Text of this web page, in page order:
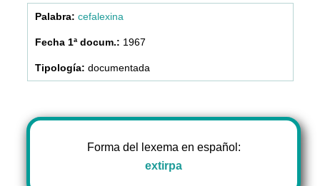
cefalexina
1967
documentada
Forma del lexema en español:
extirpa